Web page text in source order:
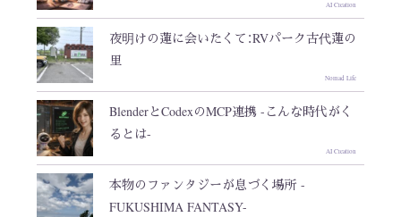
AI Creation
夜明けの蓮に会いたくて：RVパーク古代蓮の
里
Nomad Life
BlenderとCodexのMCP連携 -こんな時代がく
るとは-
AI Creation
本物のファンタジーが息づく場所 -
FUKUSHIMA FANTASY-